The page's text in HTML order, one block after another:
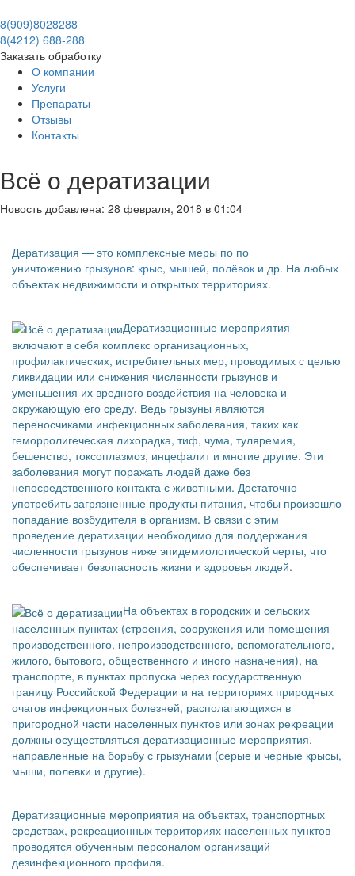
8(909)8028288
8(4212) 688-288
Заказать обработку
О компании
Услуги
Препараты
Отзывы
Контакты
Всё о дератизации
Новость добавлена: 28 февраля, 2018 в 01:04
Дератизация — это комплексные меры по по
уничтожению грызунов: крыс, мышей, полёвок и др. На любых
объектах недвижимости и открытых территориях.
Дератизационные мероприятия
включают в себя комплекс организационных,
профилактических, истребительных мер, проводимых с целью
ликвидации или снижения численности грызунов и
уменьшения их вредного воздействия на человека и
окружающую его среду. Ведь грызуны являются
переносчиками инфекционных заболевания, таких как
геморролигеческая лихорадка, тиф, чума, туляремия,
бешенство, токсоплазмоз, инцефалит и многие другие. Эти
заболевания могут поражать людей даже без
непосредственного контакта с животными. Достаточно
употребить загрязненные продукты питания, чтобы произошло
попадание возбудителя в организм. В связи с этим
проведение дератизации необходимо для поддержания
численности грызунов ниже эпидемиологической черты, что
обеспечивает безопасность жизни и здоровья людей.
На объектах в городских и сельских
населенных пунктах (строения, сооружения или помещения
производственного, непроизводственного, вспомогательного,
жилого, бытового, общественного и иного назначения), на
транспорте, в пунктах пропуска через государственную
границу Российской Федерации и на территориях природных
очагов инфекционных болезней, располагающихся в
пригородной части населенных пунктов или зонах рекреации
должны осуществляться дератизационные мероприятия,
направленные на борьбу с грызунами (серые и черные крысы,
мыши, полевки и другие).
Дератизационные мероприятия на объектах, транспортных
средствах, рекреационных территориях населенных пунктов
проводятся обученным персоналом организаций
дезинфекционного профиля.